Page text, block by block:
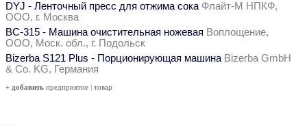
DYJ - Ленточный пресс для отжима сока Флайт-М НПКФ,
ООО, г. Москва
ВС-315 - Машина очистительная ножевая Воплощение,
ООО, Моск. обл., г. Подольск
Bizerba S121 Plus - Порционирующая машина Bizerba GmbH
& Co. KG, Германия
+ добавить предприятие | товар